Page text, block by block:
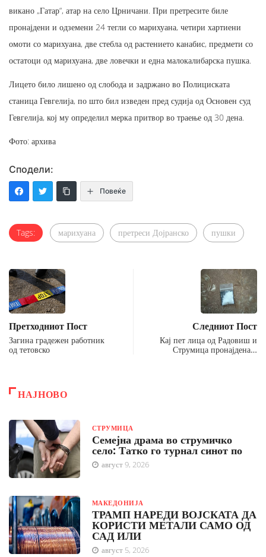
викано „Гатар“, атар на село Црничани. При претресите биле
пронајдени и одземени 24 тегли со марихуана, четири хартиени
омоти со марихуана, две стебла од растението канабис, предмети со
остатоци од марихуана, две ловечки и една малокалибарска пушка.
Лицето било лишено од слобода и задржано во Полициската
станица Гевгелија, по што бил изведен пред судија од Основен суд
Гевгелија, кој му определил мерка притвор во траење од 30 дена.
Фото: архива
Сподели:
Повеќе
Tags: марихуана претреси Дојранско пушки
Претходниот Пост
Загина градежен работник
од тетовско
Следниот Пост
Кај пет лица од Радовиш и
Струмица пронајдена…
НАЈНОВО
СТРУМИЦА
Семејна драма во струмичко
село: Татко го турнал синот по
август 9, 2026
МАКЕДОНИЈА
ТРАМП НАРЕДИ ВОЈСКАТА ДА
КОРИСТИ МЕТАЛИ САМО ОД
САД ИЛИ
август 5, 2026